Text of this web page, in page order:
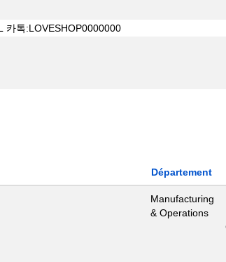
Département
Manufacturing
& Operations